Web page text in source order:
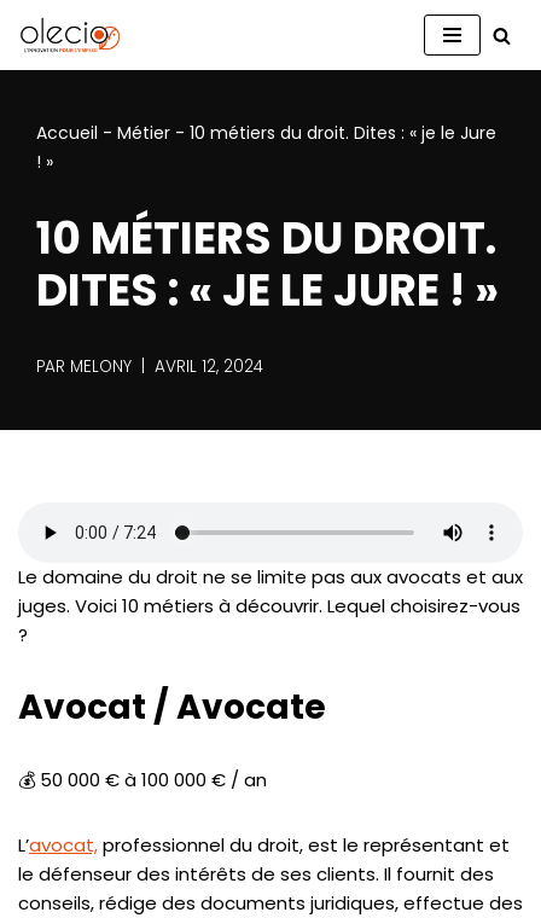
Aller
contenu
Accueil - Métier - 10 métiers du droit. Dites : « je le Jure
! »
10 MÉTIERS DU DROIT.
DITES : « JE LE JURE ! »
PAR MELONY AVRIL 12, 2024
Le domaine du droit ne se limite pas aux avocats et aux
juges. Voici 10 métiers à découvrir. Lequel choisirez-vous
?
Avocat / Avocate
💰 50 000 € à 100 000 € / an
L’avocat,professionnel du droit, est le représentant et
le défenseur des intérêts de ses clients. Il fournit des
conseils, rédige des documents juridiques, effectue des